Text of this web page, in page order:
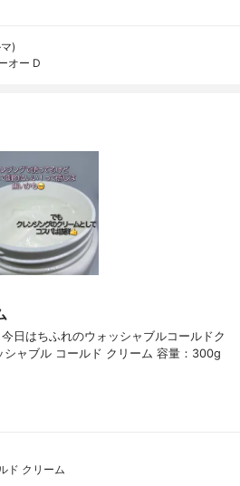
)
オー D
日はちふれのウォッシャブルコールドク
シャブル コールド クリーム 容量：300g
ド クリーム